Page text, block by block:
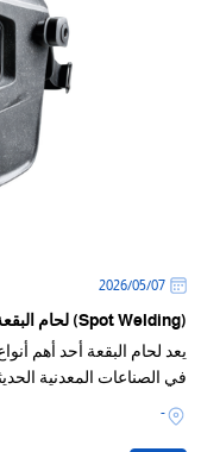
07‏/05‏/2026
(Spot Welding) لحام البقعة
يعد لحام البقعة أحد أهم
في الصناعات المعدنية
-